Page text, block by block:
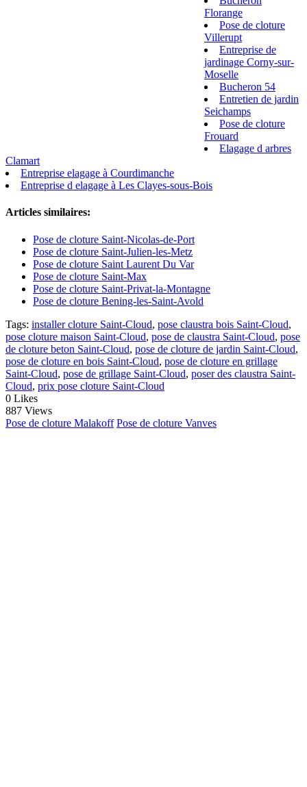
Florange
Pose de cloture
Villerupt
Entreprise de
jardinage Corny-sur-
Moselle
Bucheron 54
Entretien de jardin
Seichamps
Pose de cloture
Frouard
Elagage d arbres
Clamart
Entreprise elagage à Courdimanche
Entreprise d elagage à Les Clayes-sous-Bois
Articles similaires:
Pose de cloture Saint-Nicolas-de-Port
Pose de cloture Saint-Julien-les-Metz
Pose de cloture Saint Laurent Du Var
Pose de cloture Saint-Max
Pose de cloture Saint-Privat-la-Montagne
Pose de cloture Bening-les-Saint-Avold
Tags: installer cloture Saint-Cloud, pose claustra bois Saint-Cloud,
pose cloture maison Saint-Cloud, pose de claustra Saint-Cloud, pose
de cloture beton Saint-Cloud, pose de cloture de jardin Saint-Cloud,
pose de cloture en bois Saint-Cloud, pose de cloture en grillage
Saint-Cloud, pose de grillage Saint-Cloud, poser des claustra Saint-
Cloud, prix pose cloture Saint-Cloud
0 Likes
887 Views
Pose de cloture Malakoff Pose de cloture Vanves